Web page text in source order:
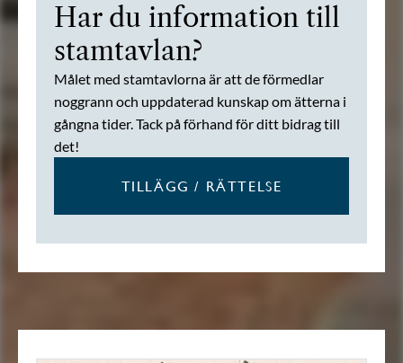
Har du information till
stamtavlan?
Målet med stamtavlorna är att de förmedlar
noggrann och uppdaterad kunskap om ätterna i
gångna tider. Tack på förhand för ditt bidrag till
det!
TILLÄGG / RÄTTELSE